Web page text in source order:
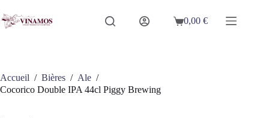
au
contenu
Panier
0,00€
Accueil / Bières / Ale /
Cocorico Double IPA 44cl Piggy Brewing